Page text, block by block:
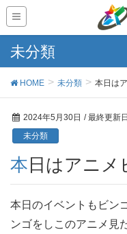
未分類
HOME 未分類 本日は
2024年5月30日 / 最終更新
未分類
本日はアニ
本日のイベントもビン
ンゴをしこのアニメ見